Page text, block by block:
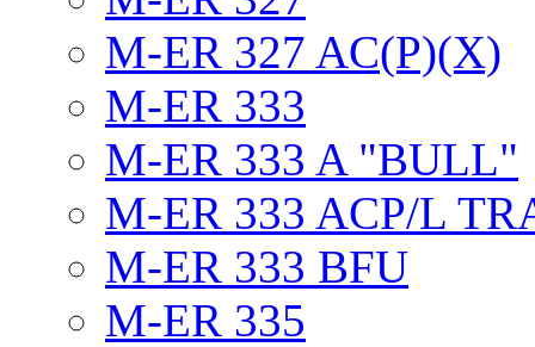
M-ER 327 AC(P)(X)
M-ER 333
M-ER 333 A "BULL"
M-ER 333 ACP/L
M-ER 333 BFU
M-ER 335